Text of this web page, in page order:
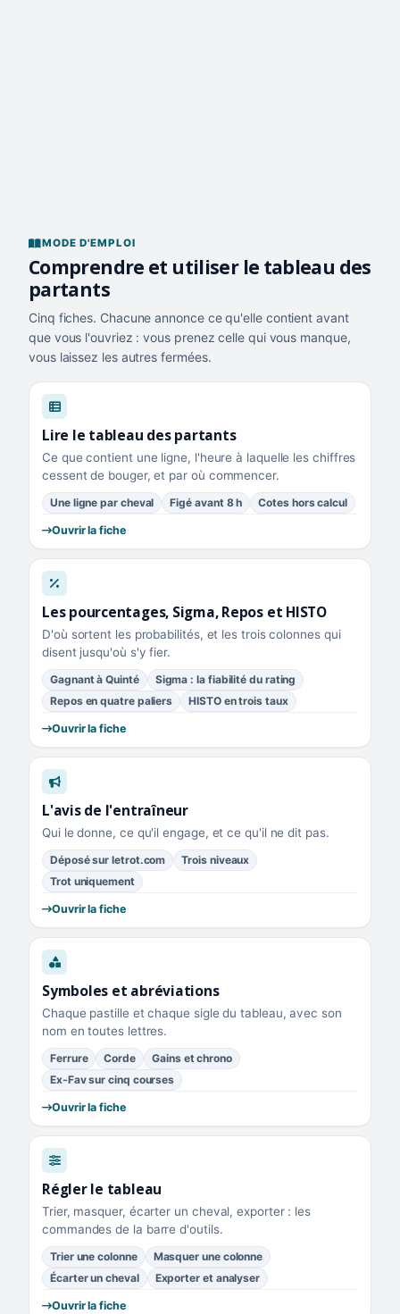
MODE D'EMPLOI
Comprendre et utiliser le tableau des
partants
Cinq fiches. Chacune annonce ce qu'elle contient avant
que vous l'ouvriez : vous prenez celle qui vous manque,
vous laissez les autres fermées.
Lire le tableau des partants
Ce que contient une ligne, l'heure à laquelle les chiffres
cessent de bouger, et par où commencer.
Une ligne par cheval Figé avant 8 h Cotes hors calcul
Ouvrir la fiche
Les pourcentages, Sigma, Repos et HISTO
D'où sortent les probabilités, et les trois colonnes qui
disent jusqu'où s'y fier.
Gagnant à Quinté
Sigma : la fiabilité du rating
Repos en quatre paliers
HISTO en trois taux
Ouvrir la fiche
L'avis de l'entraîneur
Qui le donne, ce qu'il engage, et ce qu'il ne dit pas.
Déposé sur letrot.com
Trois niveaux
Trot uniquement
Ouvrir la fiche
Symboles et abréviations
Chaque pastille et chaque sigle du tableau, avec son
nom en toutes lettres.
Ferrure Corde
Gains et chrono
Ex-Fav sur cinq courses
Ouvrir la fiche
Régler le tableau
Trier, masquer, écarter un cheval, exporter : les
commandes de la barre d'outils.
Trier une colonne
Masquer une colonne
Écarter un cheval
Exporter et analyser
Ouvrir la fiche